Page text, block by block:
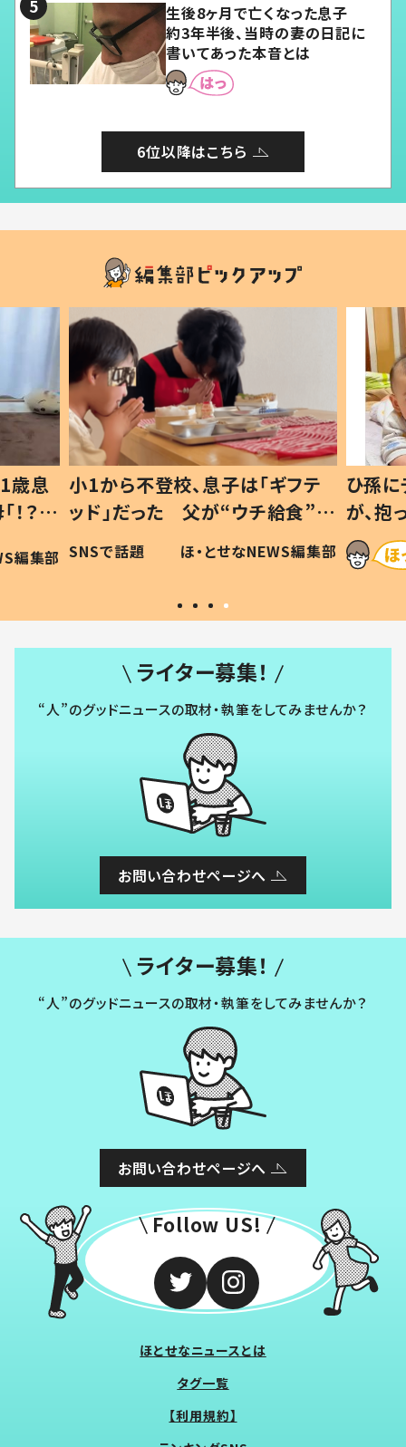
生後8ヶ月で亡くなった息子
約3年半後、当時の妻の日記に
書いてあった本音とは
6位以降はこちら
歳息
？」
編集部
小1から不登校、息子は「ギフテ
ッド」だった 父が“ウチ給食”を
作り続ける理由とは #令和の親
#令和の子
SNSで話題 ほ・とせなNEWS編集部
ひ孫
が、
「涙が
い」
ライター募集！
“人”のグッドニュースの取材・執筆をしてみませんか？
お問い合わせページへ
ライター募集！
“人”のグッドニュースの取材・執筆をしてみませんか？
お問い合わせページへ
Follow US!
ほとせなニュースとは
タグ一覧
【利用規約】